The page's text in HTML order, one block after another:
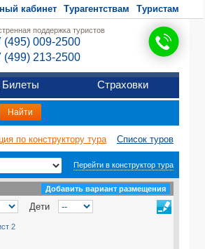
кабинет Турагентствам Туристам
поддержка туристов
(495) 009-2500
(499) 213-2500
Страховки
по конструктору тура Список туров
Перейти в конструктор тура
Добавить вариант размещения
Дети
2